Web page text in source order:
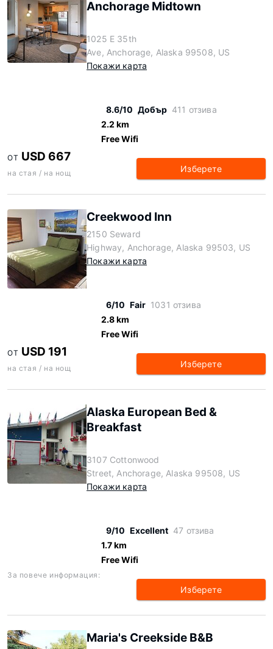
Anchorage Midtown
1025 E 35th
Ave, Anchorage, Alaska 99508, US
Покажи карта
8.6/10 Добър 411 отзива
2.2 km
Free Wifi
ОТ USD 667
на стая / на нощ Изберете
Creekwood Inn
2150 Seward
Highway, Anchorage, Alaska 99503, US
Покажи карта
6/10 Fair 1031 отзива
2.8 km
Free Wifi
ОТ USD 191
на стая / на нощ Изберете
Alaska European Bed &
Breakfast
3107 Cottonwood
Street, Anchorage, Alaska 99508, US
Покажи карта
9/10 Excellent 47 отзива
1.7 km
Free Wifi
За повече информация:
Изберете
Maria's Creekside B&B